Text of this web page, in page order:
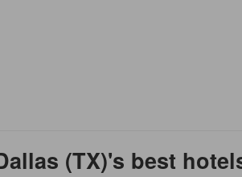
(TX)'s best